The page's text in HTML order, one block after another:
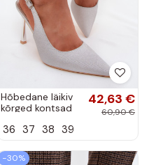
Hõbedane läikiv
kõrged kontsad
Marcella
42,63 €
60,90 €
36 37 38 39
−30%